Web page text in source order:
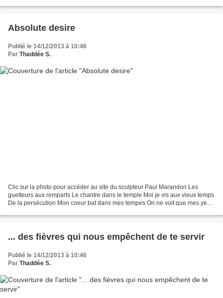
Absolute desire
Publié le 14/12/2013 à 10:46
Par Thaddée S.
Clic sur la photo pour accéder au site du sculpteur Paul Marandon Les
guetteurs aux remparts Le chantre dans le temple Moi je vis aux vieux temps
De la persécution Mon coeur bat dans mes tempes On ne voit que mes yeux
... des fièvres qui nous empêchent de te servir
Publié le 14/12/2013 à 10:46
Par Thaddée S.